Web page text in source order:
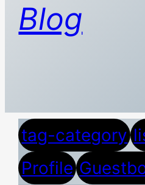
Blog
tag-category
Profile